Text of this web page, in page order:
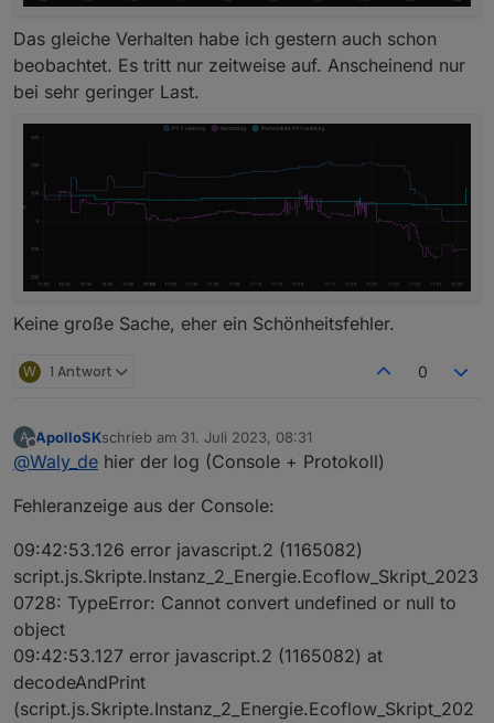
Das gleiche Verhalten habe ich gestern auch schon
beobachtet. Es tritt nur zeitweise auf. Anscheinend nur
bei sehr geringer Last.
Keine große Sache, eher ein Schönheitsfehler.
W 1 Antwort 0
A
Offline
ApolloSKschrieb am 31. Juli 2023, 08:31
zuletzt editiert von
@Waly_de hier der log (Console + Protokoll)
Fehleranzeige aus der Console:
09:42:53.126 error javascript.2 (1165082)
script.js.Skripte.Instanz_2_Energie.Ecoflow_Skript_2023
0728: TypeError: Cannot convert undefined or null to
object
09:42:53.127 error javascript.2 (1165082) at
decodeAndPrint
(script.js.Skripte.Instanz_2_Energie.Ecoflow_Skript_202